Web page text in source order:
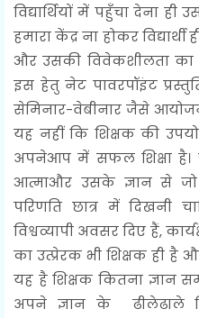
विद्यार्थियों में पहुँचा देना
हमारा केंद्र ना होकर
और उसकी विवेकशीलता का
इस हेतु नेट पावरपॉइंट
सेमिनार-वेबीनार जैसे
यह नहीं कि शिक्षक की
अपनेआप में सफल शिक्षा है।
आत्माऔर उसके ज्ञान से जो
परिणति छात्र में दिखनी
विश्वव्यापी अवसर दिए हैं,
का उत्प्रेरक भी शिक्षक ही है
यह है शिक्षक कितना ज्ञान
अपने ज्ञान के ढीलेढाले